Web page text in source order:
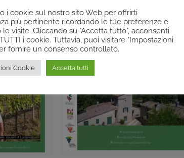
i cookie sul nostro sito Web per offrirti
più pertinente ricordando le tue preferenze e
le visite. Cliccando su "Accetta tutto", acconsenti
i cookie. Tuttavia, puoi visitare "Impostazioni
fornire un consenso controllato.
Cookie Accetta tutti